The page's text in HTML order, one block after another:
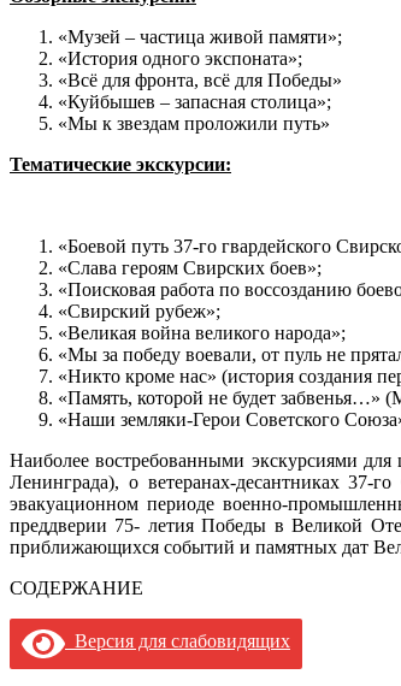
«Музей – частица живой памяти»;
«История одного экспоната»;
«Всё для фронта, всё для Победы»
«Куйбышев – запасная столица»;
«Мы к звездам проложили путь»
Тематические экскурсии:
«Боевой путь 37-го гвардейского
«Слава героям Свирских боев»;
«Поисковая работа по воссозданию
«Свирский рубеж»;
«Великая война великого народа»;
«Мы за победу воевали, от пуль не
«Никто кроме нас» (история создания
«Память, которой не будет забвенья…»
«Наши земляки-Герои Советского
Наиболее востребованными экскурсиями для
Ленинграда), о ветеранах-десантниках
эвакуационном периоде военно-
преддверии 75- летия Победы в Великой
приближающихся событий и памятных дат
СОДЕРЖАНИЕ
Версия для слабовидящих